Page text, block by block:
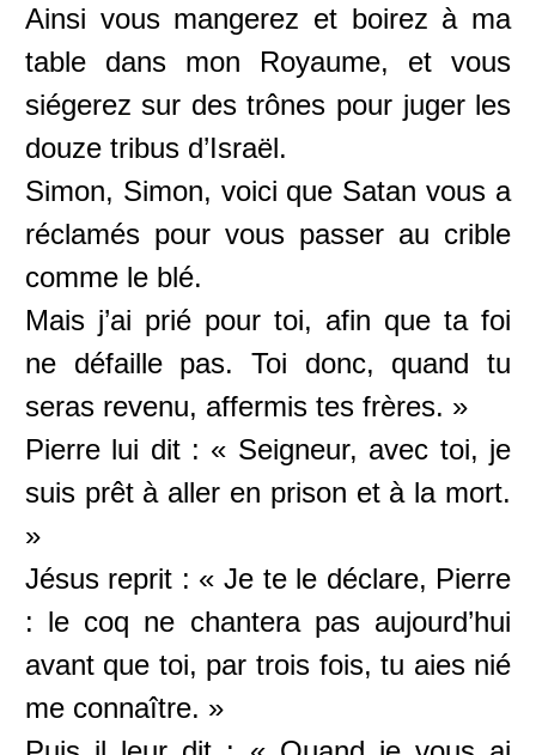
Ainsi vous mangerez et boirez à ma
table dans mon Royaume, et vous
siégerez sur des trônes pour juger les
douze tribus d’Israël.
Simon, Simon, voici que Satan vous a
réclamés pour vous passer au crible
comme le blé.
Mais j’ai prié pour toi, afin que ta foi
ne défaille pas. Toi donc, quand tu
seras revenu, affermis tes frères. »
Pierre lui dit : « Seigneur, avec toi, je
suis prêt à aller en prison et à la mort.
»
Jésus reprit : « Je te le déclare, Pierre
: le coq ne chantera pas aujourd’hui
avant que toi, par trois fois, tu aies nié
me connaître. »